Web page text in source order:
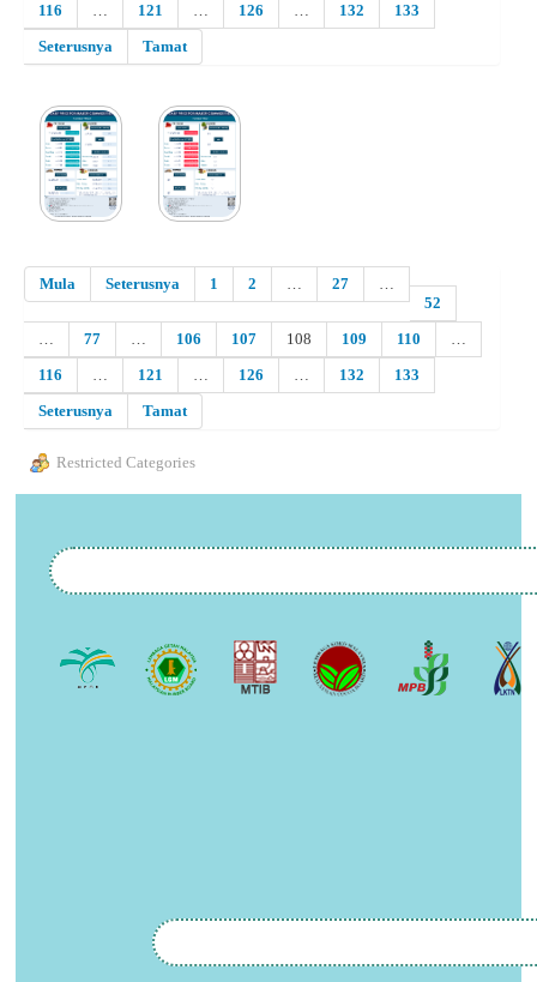
116
… 121 … 126 … 132
133
Seterusnya
Tamat
Mula Seterusnya 1 2 … 27
…
52
…
77 … 106 107 108 109 110
…
116
… 121 … 126 … 132
133
Seterusnya
Tamat
Restricted Categories